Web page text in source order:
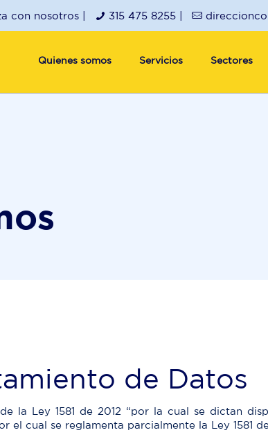
con nosotros | 315 475 8255 |
Quienes somos Servicios Sectores
de Datos
la Ley 1581 de 2012 “por la cual se dictan
el cual se reglamenta parcialmente la Ley 1581 de